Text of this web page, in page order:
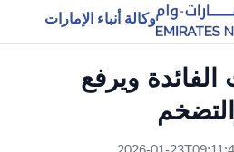
وكالة أنباء الإمارات
الفائدة ويرفع